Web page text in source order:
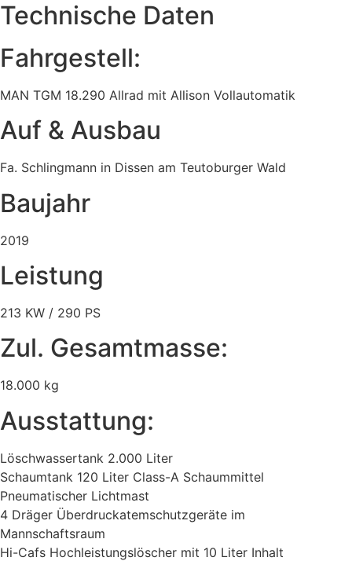
Technische Daten
Fahrgestell:​
MAN TGM 18.290 Allrad mit Allison Vollautomatik
Auf & Ausbau
Fa. Schlingmann in Dissen am Teutoburger Wald
Baujahr
2019
Leistung
213 KW / 290 PS
Zul. Gesamtmasse:
18.000 kg
Ausstattung:
Löschwassertank 2.000 Liter
Schaumtank 120 Liter Class-A Schaummittel
Pneumatischer Lichtmast
4 Dräger Überdruckatemschutzgeräte im
Mannschaftsraum
Hi-Cafs Hochleistungslöscher mit 10 Liter Inhalt